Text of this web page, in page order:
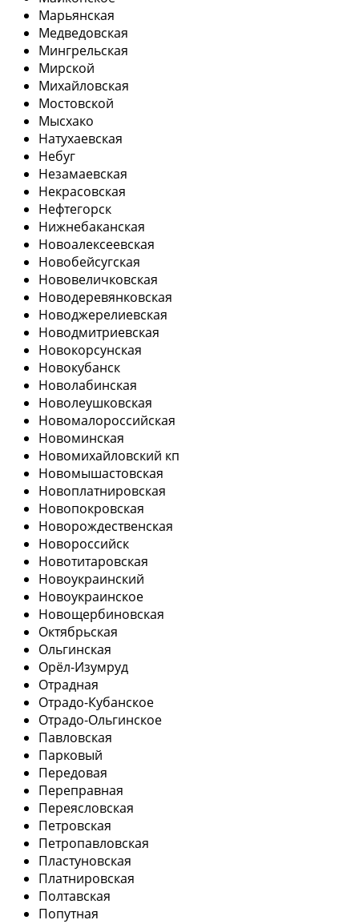
Марьянская
Медведовская
Мингрельская
Мирской
Михайловская
Мостовской
Мысхако
Натухаевская
Небуг
Незамаевская
Некрасовская
Нефтегорск
Нижнебаканская
Новоалексеевская
Новобейсугская
Нововеличковская
Новодеревянковская
Новоджерелиевская
Новодмитриевская
Новокорсунская
Новокубанск
Новолабинская
Новолеушковская
Новомалороссийская
Новоминская
Новомихайловский кп
Новомышастовская
Новоплатнировская
Новопокровская
Новорождественская
Новороссийск
Новотитаровская
Новоукраинский
Новоукраинское
Новощербиновская
Октябрьская
Ольгинская
Орёл-Изумруд
Отрадная
Отрадо-Кубанское
Отрадо-Ольгинское
Павловская
Парковый
Передовая
Переправная
Переясловская
Петровская
Петропавловская
Пластуновская
Платнировская
Полтавская
Попутная